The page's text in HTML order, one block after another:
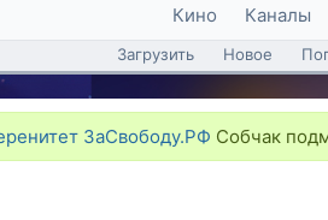
Кино Каналы
Загрузить Новое
ЗаСвободу.РФ Собчак